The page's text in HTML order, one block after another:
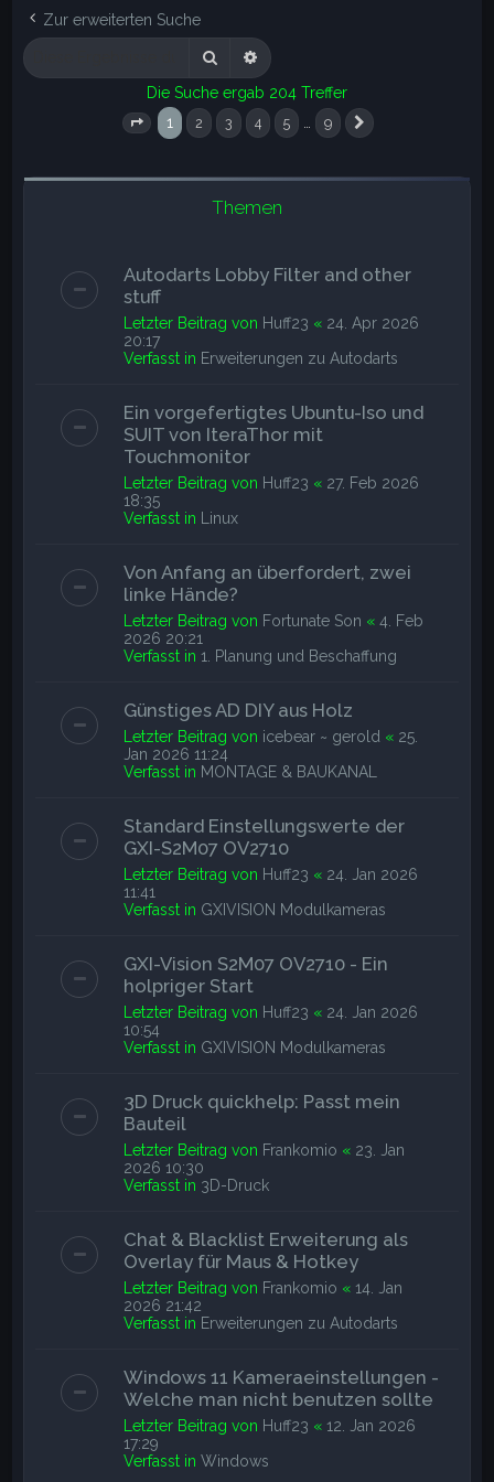
Zur erweiterten Suche
Suche Erweiterte Suche
Die Suche ergab 204 Treffer
Seite von 9
1 2 3 4 5 9
Themen
Autodarts Lobby Filter and other
stuff
Letzter Beitrag von Huff23 « 24. Apr 2026
20:17
Verfasst in Erweiterungen zu Autodarts
Ein vorgefertigtes Ubuntu-Iso und
SUIT von IteraThor mit
Touchmonitor
Letzter Beitrag von Huff23 « 27. Feb 2026
18:35
Verfasst in Linux
Von Anfang an überfordert, zwei
linke Hände?
Letzter Beitrag von Fortunate Son «4. Feb
2026 20:21
Verfasst in1. Planung und Beschaffung
Günstiges AD DIY aus Holz
Letzter Beitrag von icebear ~ gerold « 25.
Jan 2026 11:24
Verfasst in MONTAGE & BAUKANAL
Standard Einstellungswerte der
GXI-S2M07 OV2710
Letzter Beitrag von Huff23 « 24. Jan 2026
11:41
Verfasst in GXIVISION Modulkameras
GXI-Vision S2M07 OV2710 - Ein
holpriger Start
Letzter Beitrag von Huff23 « 24. Jan 2026
10:54
Verfasst in GXIVISION Modulkameras
3D Druck quickhelp: Passt mein
Bauteil
Letzter Beitrag von Frankomio « 23. Jan
2026 10:30
Verfasst in 3D-Druck
Chat & Blacklist Erweiterung als
Overlay für Maus & Hotkey
Letzter Beitrag von Frankomio «14. Jan
2026 21:42
Verfasst in Erweiterungen zu Autodarts
Windows 11 Kameraeinstellungen -
Welche man nicht benutzen sollte
Letzter Beitrag von Huff23 «12. Jan 2026
17:29
Verfasst inWindows